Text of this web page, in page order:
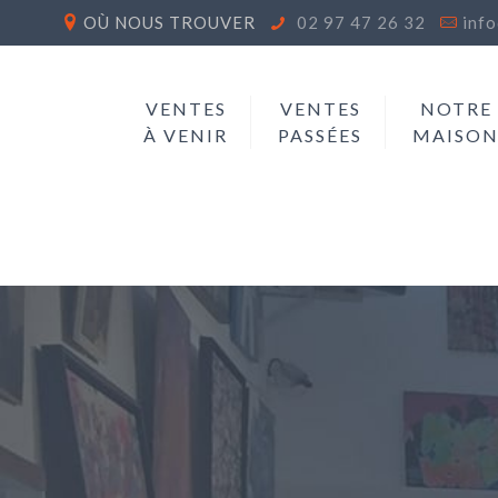
OÙ NOUS TROUVER 02 97 47 26 32
VENTES
À VENIR
VENTES
PASSÉES
NOTRE